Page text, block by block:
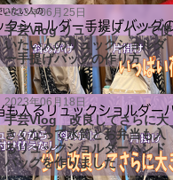
2023年06月25日
手芸Vlog リュックメインで使
いたい人のリュックショルダ
ー手提げバッグの作り方
2023年06月18日
手芸Vlog 改良してさらに大
きくなって水筒とお弁当も入
るリュックショルダーハンド
バッグを作りました